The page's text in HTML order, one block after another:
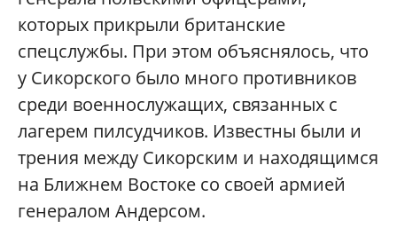
которых прикрыли британские
спецслужбы. При этом объяснялось, что
у Сикорского было много противников
среди военнослужащих, связанных с
лагерем пилсудчиков. Известны были и
трения между Сикорским и находящимся
на Ближнем Востоке со своей армией
генералом Андерсом.